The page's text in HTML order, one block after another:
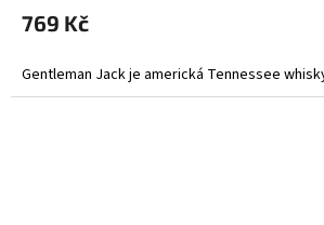
769 Kč
Gentleman Jack je americká Tennessee